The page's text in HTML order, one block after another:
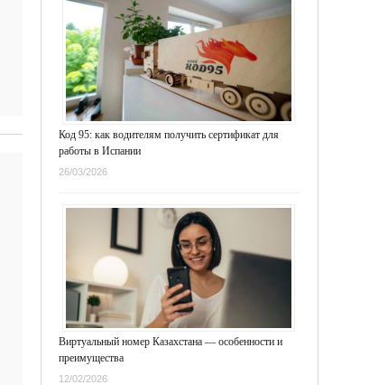
Код 95: как водителям получить сертификат для
работы в Испании
26/03/2026
Виртуальный номер Казахстана — особенности и
преимущества
12/02/2026